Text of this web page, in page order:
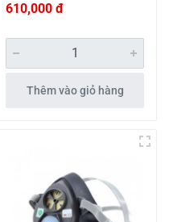
610,000 đ
Thêm vào giỏ hàng